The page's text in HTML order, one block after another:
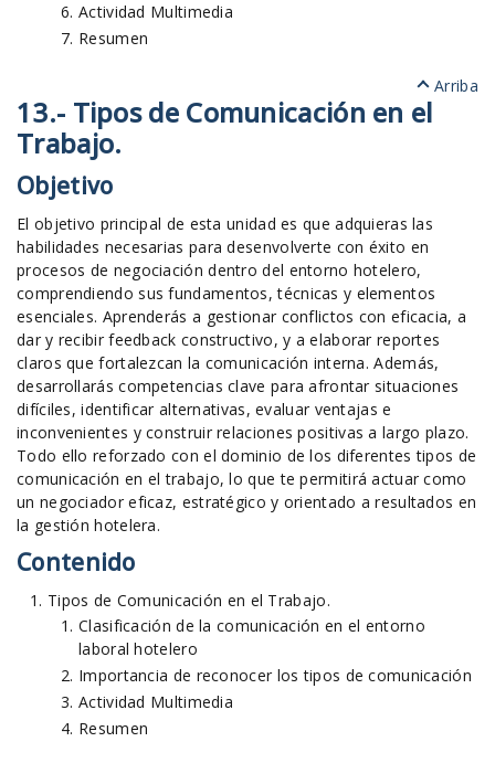
Actividad Multimedia
Resumen
Arriba
13.- Tipos de Comunicación en el
Trabajo.
Objetivo
El objetivo principal de esta unidad es que adquieras las
habilidades necesarias para desenvolverte con éxito en
procesos de negociación dentro del entorno hotelero,
comprendiendo sus fundamentos, técnicas y elementos
esenciales. Aprenderás a gestionar conflictos con eficacia, a
dar y recibir feedback constructivo, y a elaborar reportes
claros que fortalezcan la comunicación interna. Además,
desarrollarás competencias clave para afrontar situaciones
difíciles, identificar alternativas, evaluar ventajas e
inconvenientes y construir relaciones positivas a largo plazo.
Todo ello reforzado con el dominio de los diferentes tipos de
comunicación en el trabajo, lo que te permitirá actuar como
un negociador eficaz, estratégico y orientado a resultados en
la gestión hotelera.
Contenido
Tipos de Comunicación en el Trabajo.
Clasificación de la comunicación en el entorno
laboral hotelero
Importancia de reconocer los tipos de comunicación
Actividad Multimedia
Resumen